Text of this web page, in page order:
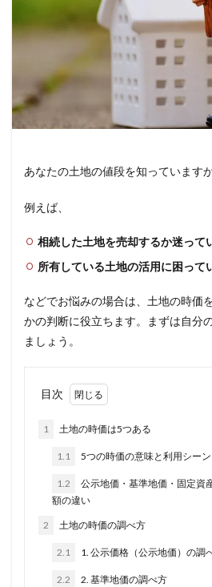
あなたの土地の値段を知っています
例えば、
相続した土地を売却するか迷って
所有している土地の活用に困って
などでお悩みの場合は、土地の時価
かの判断に役立ちます。まずは自分
ましょう。
目次
1 土地の時価は5つある
1.1 5つの時価の意味と利用シーン
1.2
公示地価・基準地価・固定資
額の違い
2 土地の時価の調べ方
2.1 1. 公示価格（公示地価）の調
2.2 2. 基準地価の調べ方